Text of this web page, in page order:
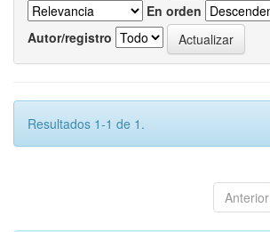
En orden
Autor/registro
Resultados 1-1 de 1.
Anterior